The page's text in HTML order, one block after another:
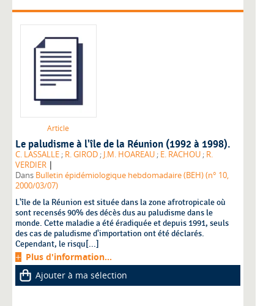
Article
Le paludisme à l'île de la Réunion (1992 à 1998).
C. LASSALLE ; R. GIROD ; J.M. HOAREAU ; E. RACHOU ; R.
VERDIER |
Dans Bulletin épidémiologique hebdomadaire (BEH) (n° 10,
2000/03/07)
L'île de la Réunion est située dans la zone afrotropicale où
sont recensés 90% des décès dus au paludisme dans le
monde. Cette maladie a été éradiquée et depuis 1991, seuls
des cas de paludisme d'importation ont été déclarés.
Cependant, le risqu[...]
Plus d'information...
Ajouter à ma sélection